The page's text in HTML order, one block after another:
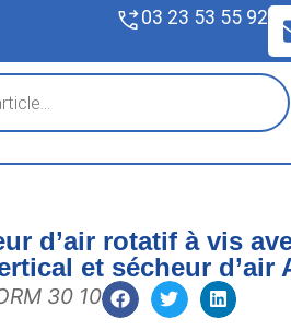
03 23 53 55 92
d’air rotatif à vis
et sécheur d’air
30 10